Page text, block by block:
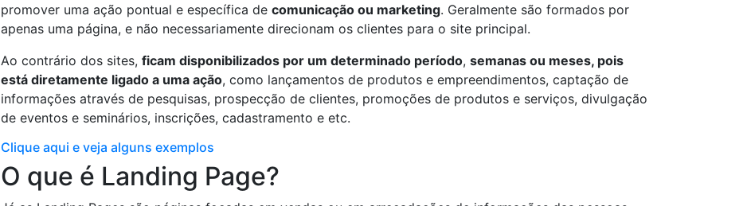
promover uma ação pontual e específica de comunicação ou marketing. Geralmente são formados por
apenas uma página, e não necessariamente direcionam os clientes para o site principal.
Ao contrário dos sites, ficam disponibilizados por um determinado período, semanas ou meses, pois
está diretamente ligado a uma ação, como lançamentos de produtos e empreendimentos, captação de
informações através de pesquisas, prospecção de clientes, promoções de produtos e serviços, divulgação
de eventos e seminários, inscrições, cadastramento e etc.
Clique aqui e veja alguns exemplos
O que é Landing Page?